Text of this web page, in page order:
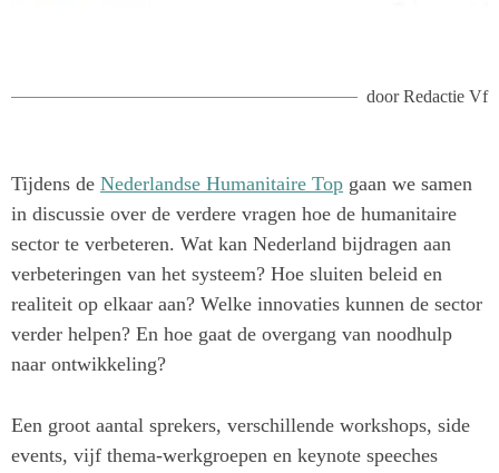
doorRedactie Vf
Tijdens de Nederlandse Humanitaire Top gaan we samen
in discussie over de verdere vragen hoe de humanitaire
sector te verbeteren. Wat kan Nederland bijdragen aan
verbeteringen van het systeem? Hoe sluiten beleid en
realiteit op elkaar aan? Welke innovaties kunnen de sector
verder helpen? En hoe gaat de overgang van noodhulp
naar ontwikkeling?
Een groot aantal sprekers, verschillende workshops, side
events, vijf thema-werkgroepen en keynote speeches